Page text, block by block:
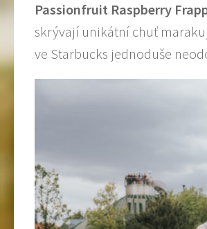
Passionfruit Raspberry
skrývají unikátní chuť
ve Starbucks jednoduše